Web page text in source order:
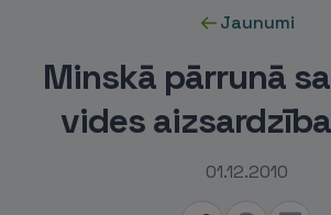
Jaunumi
Minskā pārrunā
vides
01.12.2010